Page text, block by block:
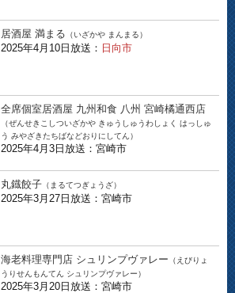
居酒屋 満まる （いざかや まんまる）
2025年4月10日放送： 日向市
全席個室居酒屋 九州和食 八州 宮崎橘通西店
（ぜんせきこしついざかや きゅうしゅうわしょく はっしゅ
う みやざきたちばなどおりにしてん）
2025年4月3日放送：宮崎市
丸鐡餃子 （まるてつぎょうざ）
2025年3月27日放送：宮崎市
海老料理専門店 シュリンプヴァレー （えびりょ
うりせんもんてん シュリンプヴァレー）
2025年3月20日放送：宮崎市